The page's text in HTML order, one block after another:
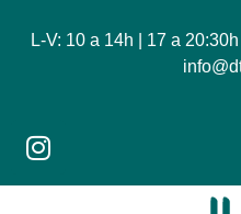
L-V: 10 a 14h | 17 a